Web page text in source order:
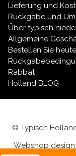
Lieferung und
Rückgabe und
Über typisch
Allgemeine
Bestellen Sie
Rabbat
Holland BLOG
© Typisch
Webshop